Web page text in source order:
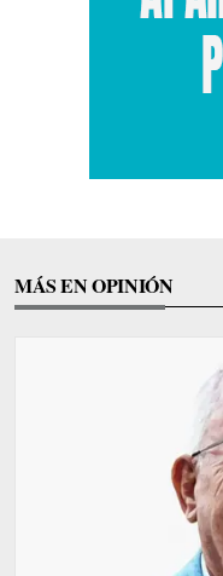
MÁS EN OPINIÓN